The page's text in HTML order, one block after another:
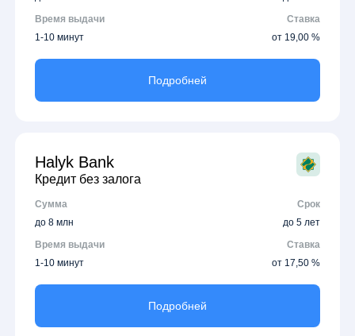
Время выдачи
Ставка
1-10 минут
от 19,00 %
Подробней
Halyk Bank
Кредит без залога
Сумма
Срок
до 8 млн
до 5 лет
Время выдачи
Ставка
1-10 минут
от 17,50 %
Подробней